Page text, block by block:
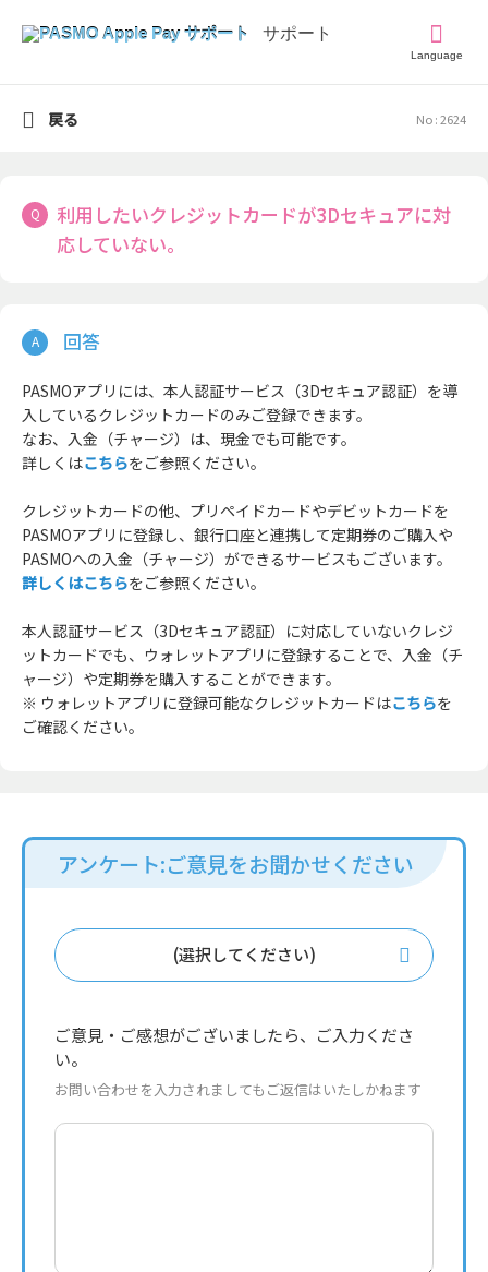
Language
No : 2624
利用したいクレジットカードが3Dセキュアに対
応していない。
PASMOアプリには、本人認証サービス（3Dセキュア認証）を導
入しているクレジットカードのみご登録できます。
なお、入金（チャージ）は、現金でも可能です。
詳しくはこちらをご参照ください。
クレジットカードの他、プリペイドカードやデビットカードを
PASMOアプリに登録し、銀行口座と連携して定期券のご購入や
PASMOへの入金（チャージ）ができるサービスもございます。
詳しくはこちらをご参照ください。
本人認証サービス（3Dセキュア認証）に対応していないクレジ
ットカードでも、ウォレットアプリに登録することで、入金（チ
ャージ）や定期券を購入することができます。
※ ウォレットアプリに登録可能なクレジットカードはこちらを
ご確認ください。
戻る
アンケート:ご意見をお聞かせください
(選択してください)
ご意見・ご感想がございましたら、ご入力くださ
い。
お問い合わせを入力されましてもご返信はいたしかねます